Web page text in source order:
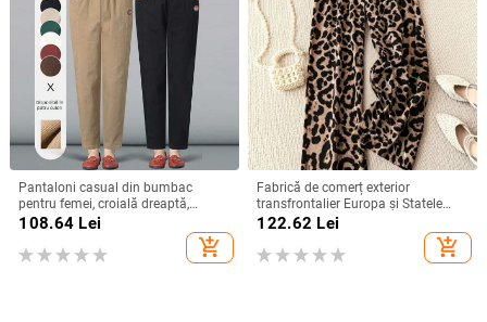
Pantaloni casual din bumbac
pentru femei, croială dreaptă,
lungime cropped, talie elastică,
material subțire, 95% bumbac
108.64 Lei
add_shopping_cart
Fabrică de comerț exterior
transfrontalier Europa și Statele
Unite 2025 pantaloni noi pentru
pantaloni casual cu talie elastică,
122.62 Lei
add_shopping_cart